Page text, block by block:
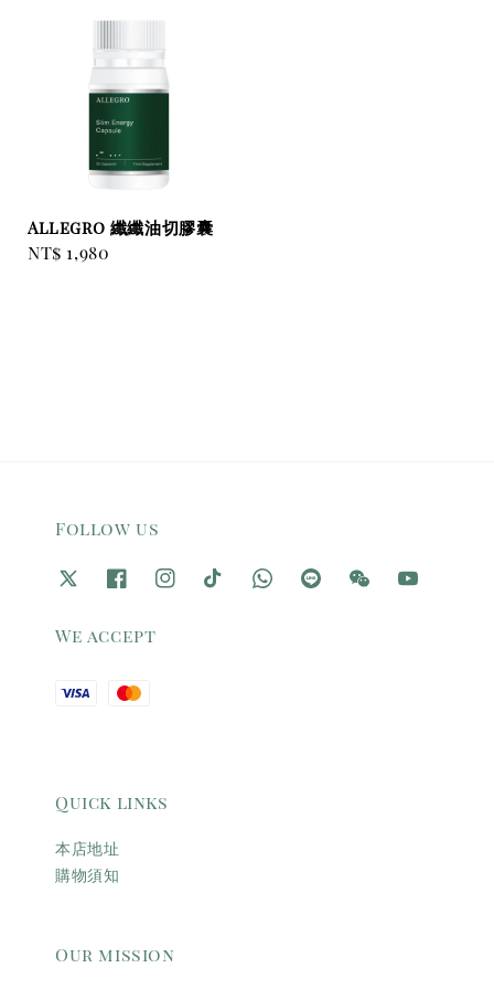
Allegro 纖纖油切膠囊
Regular
NT$ 1,980
Follow us
We accept
Quick links
本店地址
購物須知
Our mission